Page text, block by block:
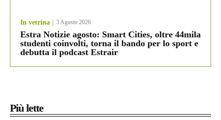
In vetrina 3 Agosto 2026
Estra Notizie agosto: Smart Cities, oltre 44mila
studenti coinvolti, torna il bando per lo sport e
debutta il podcast Estrair
Più lette